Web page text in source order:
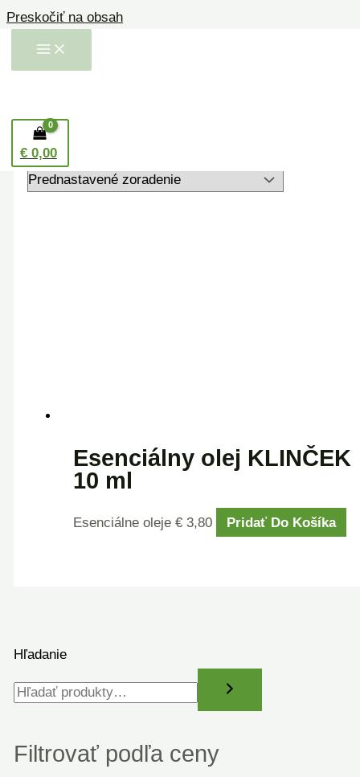
Preskočiť na obsah
€0,00
Hľadanie
Filtrovať podľa ceny
Domov
Zobrazený jediný výsledok
Esenciálny olej KLINČEK
10 ml
Esenciálne oleje€ 3,80 Pridať Do Košíka